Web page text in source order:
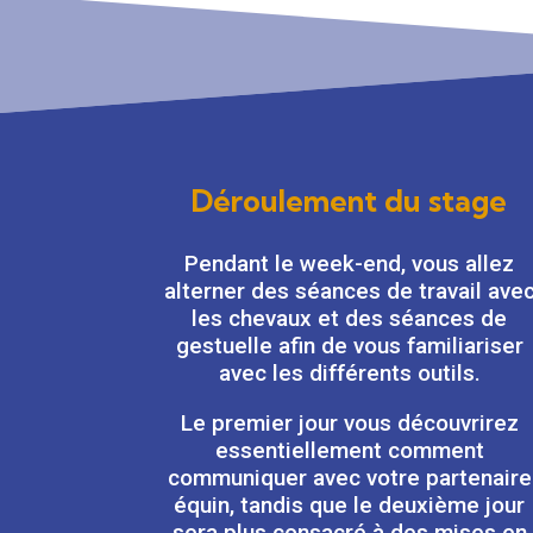
Déroulement du stage
Pendant le week-end, vous allez
alterner des séances de travail
les chevaux et des séances de
gestuelle afin de vous familiariser
avec les différents outils.
Le premier jour vous découvrirez
essentiellement comment
communiquer avec votre partenaire
équin, tandis que le deuxième jour